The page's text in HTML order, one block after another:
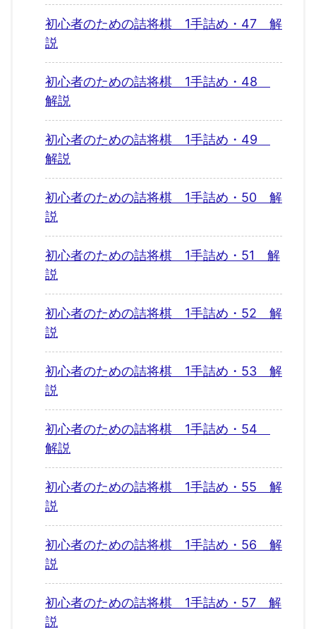
初心者のための詰将棋 1手詰め・47 解
説
初心者のための詰将棋 1手詰め・48
解説
初心者のための詰将棋 1手詰め・49
解説
初心者のための詰将棋 1手詰め・50 解
説
初心者のための詰将棋 1手詰め・51 解
説
初心者のための詰将棋 1手詰め・52 解
説
初心者のための詰将棋 1手詰め・53 解
説
初心者のための詰将棋 1手詰め・54
解説
初心者のための詰将棋 1手詰め・55 解
説
初心者のための詰将棋 1手詰め・56 解
説
初心者のための詰将棋 1手詰め・57 解
説